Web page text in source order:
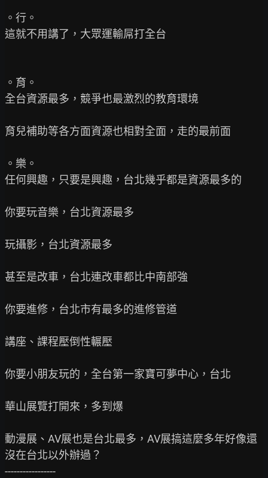
。行。
這就不用講了，大眾運輸屌打全台
。育。
全台資源最多，競爭也最激烈的教育環境
育兒補助等各方面資源也相對全面，走的最前面
。樂。
任何興趣，只要是興趣，台北幾乎都是資源最多的
你要玩音樂，台北資源最多
玩攝影，台北資源最多
甚至是改車，台北連改車都比中南部強
你要進修，台北市有最多的進修管道
講座、課程壓倒性輾壓
你要小朋友玩的，全台第一家寶可夢中心，台北
華山展覽打開來，多到爆
動漫展、AV展也是台北最多，AV展搞這麼多年好像還
沒在台北以外辦過？
-----------------